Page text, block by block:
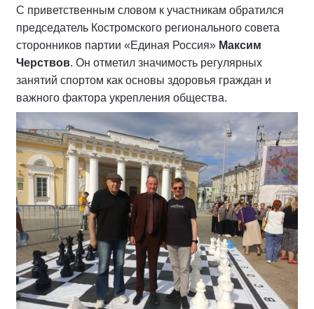
С приветственным словом к участникам обратился
председатель Костромского регионального совета
сторонников партии «Единая Россия» Максим
Черствов. Он отметил значимость регулярных
занятий спортом как основы здоровья граждан и
важного фактора укрепления общества.